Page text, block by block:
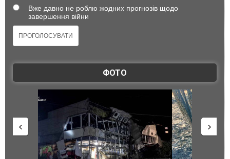
Вже давно не роблю жодних прогнозів щодо
завершення війни
ФОТО